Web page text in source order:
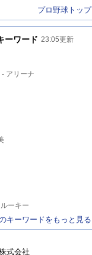
プロ野球トップ
ーワード 23:05更新
アリーナ
ルーキー
キーワードをもっと見る
式会社